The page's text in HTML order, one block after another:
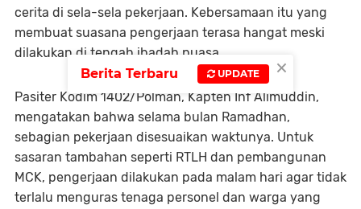
cerita di sela-sela pekerjaan. Kebersamaan itu yang
membuat suasana pengerjaan terasa hangat meski
dilakukan di tengah ibadah puasa.
Pasiter Kodim 1402/Polman, Kapten Inf Alimuddin,
mengatakan bahwa selama bulan Ramadhan,
sebagian pekerjaan disesuaikan waktunya. Untuk
sasaran tambahan seperti RTLH dan pembangunan
MCK, pengerjaan dilakukan pada malam hari agar tidak
terlalu menguras tenaga personel dan warga yang
×
Berita Terbaru UPDATE